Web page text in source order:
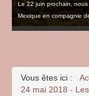
Le 22 juin prochain,
Mexique en compagnie
Vous êtes ici :
24 mai 2018 -